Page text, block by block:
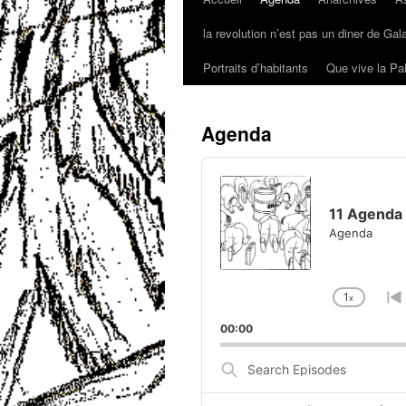
la revolution n’est pas un diner de
Portraits d’habitants
Que vive la
Agenda
Audio
Player
11
Agenda
Change
Rate
1x
Go
00:00
Episodes